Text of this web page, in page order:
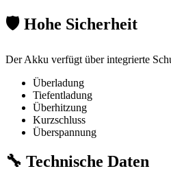
🛡️ Hohe Sicherheit
Der Akku verfügt über integrierte
Überladung
Tiefentladung
Überhitzung
Kurzschluss
Überspannung
🔧 Technische Daten